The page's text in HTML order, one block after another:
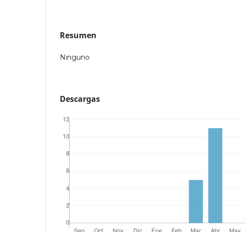
Resumen
Ninguno
Descargas